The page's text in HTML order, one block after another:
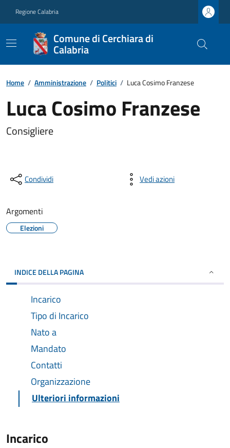
Regione Calabria
Comune di Cerchiara di
Calabria
Home / Amministrazione / Politici / Luca Cosimo Franzese
Luca Cosimo Franzese
Consigliere
Condividi Vedi azioni
Argomenti
Elezioni
INDICE DELLA PAGINA
Incarico
Tipo di Incarico
Nato a
Mandato
Contatti
Organizzazione
Ulteriori informazioni
Incarico